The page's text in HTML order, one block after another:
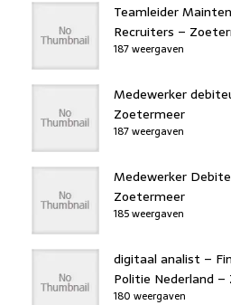
Teamleider
Recruiters –
187 weergaven
Medewerker
Zoetermeer
187 weergaven
Medewerker
Zoetermeer
185 weergaven
digitaal analist –
Politie Nederland
180 weergaven